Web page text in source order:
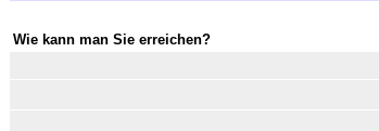
Wie kann man Sie erreichen?